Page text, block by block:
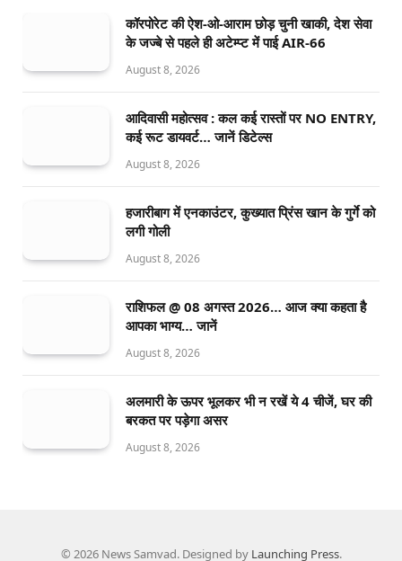
कॉरपोरेट की ऐश-ओ-आराम छोड़ चुनी खाकी, देश सेवा
के जज्बे से पहले ही अटेम्प्ट में पाई AIR-66
August 8, 2026
आदिवासी महोत्सव : कल कई रास्तों पर NO ENTRY,
कई रूट डायवर्ट… जानें डिटेल्स
August 8, 2026
हजारीबाग में एनकाउंटर, कुख्यात प्रिंस खान के गुर्गे को
लगी गोली
August 8, 2026
राशिफल @ 08 अगस्त 2026… आज क्या कहता है
आपका भाग्य… जानें
August 8, 2026
अलमारी के ऊपर भूलकर भी न रखें ये 4 चीजें, घर की
बरकत पर पड़ेगा असर
August 8, 2026
© 2026 News Samvad. Designed by Launching Press.